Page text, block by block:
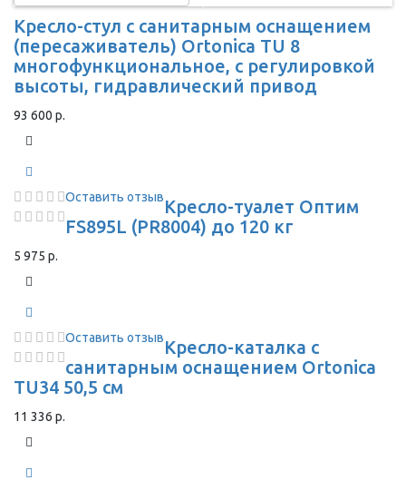
Кресло-стул с санитарным оснащением
(пересаживатель) Ortonica TU 8
многофункциональное, с регулировкой
высоты, гидравлический привод
93 600 р.
Оставить отзывКресло-туалет Оптим
FS895L (PR8004) до 120 кг
5 975 р.
Оставить отзывКресло-каталка с
санитарным оснащением Ortonica
TU34 50,5 см
11 336 р.